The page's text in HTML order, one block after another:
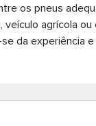
os pneus
agrícola ou
da experiência